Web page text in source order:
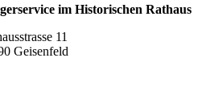
im Historischen Rathaus
11
Geisenfeld